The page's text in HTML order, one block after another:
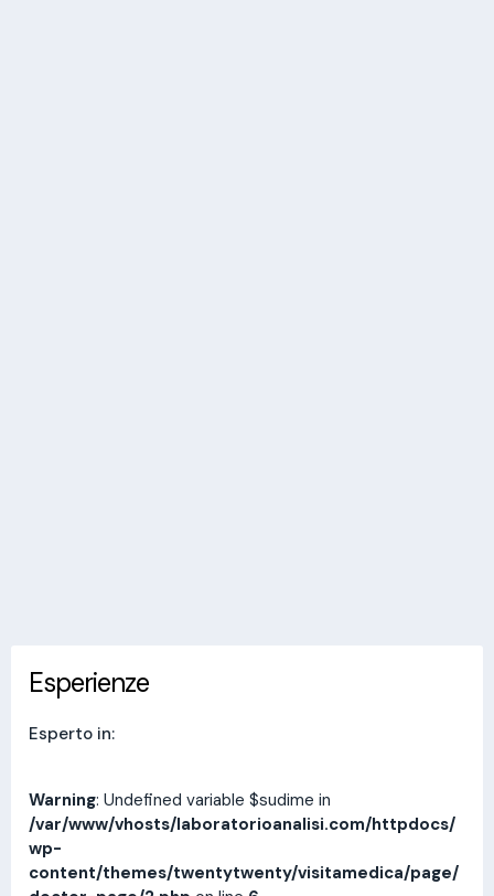
Esperienze
Esperto in:
Warning: Undefined variable $sudime in
/var/www/vhosts/laboratorioanalisi.com/httpdocs/
wp-
content/themes/twentytwenty/visitamedica/page/